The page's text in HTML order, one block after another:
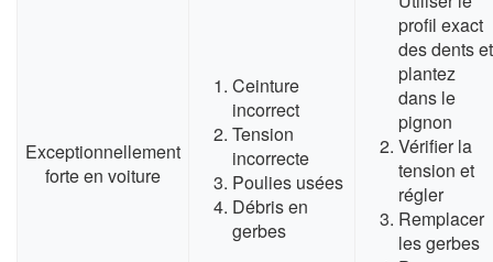
Exceptionnellement
forte en voiture
Ceinture
incorrect
Tension
incorrecte
Poulies usées
Débris en
gerbes
profil exact
des dents et
plantez
dans le
pignon
Vérifier la
tension et
régler
Remplacer
les gerbes